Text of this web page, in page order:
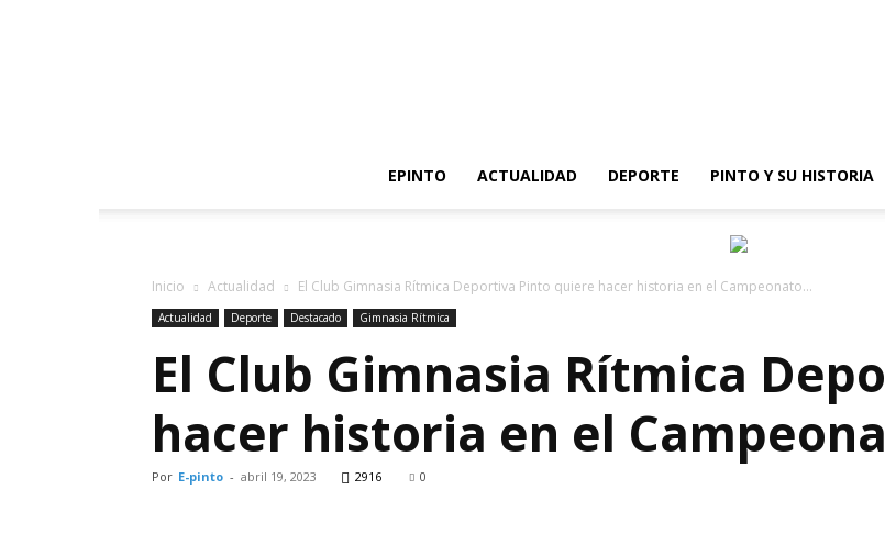
EPINTO
ACTUALIDAD DEPORTE PINTO Y SU HISTORIA
Inicio Actualidad El Club Gimnasia Rítmica Deportiva Pinto quiere hacer historia en el Campeonato...
Actualidad Deporte Destacado Gimnasia Rítmica
El Club Gimnasia Rítmica
hacer historia en el
Por E-pinto - abril 19, 2023 2916 0